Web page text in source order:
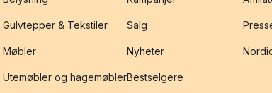
Gulvtepper & Tekstiler
Møbler
Utemøbler og hagemøbler
Salg
Nyheter
Bestselgere